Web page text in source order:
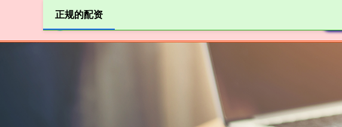
正规的配资